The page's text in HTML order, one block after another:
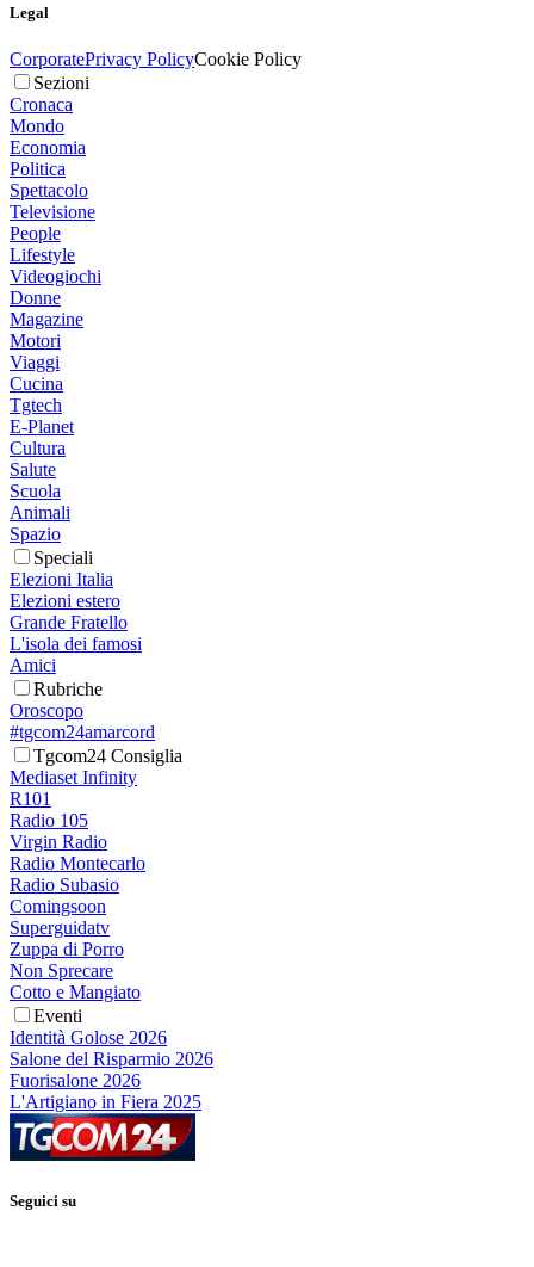
Legal
CorporatePrivacy PolicyCookie Policy
Sezioni
Cronaca
Mondo
Economia
Politica
Spettacolo
Televisione
People
Lifestyle
Videogiochi
Donne
Magazine
Motori
Viaggi
Cucina
Tgtech
E-Planet
Cultura
Salute
Scuola
Animali
Spazio
Speciali
Elezioni Italia
Elezioni estero
Grande Fratello
L'isola dei famosi
Amici
Rubriche
Oroscopo
#tgcom24amarcord
Tgcom24 Consiglia
Mediaset Infinity
R101
Radio 105
Virgin Radio
Radio Montecarlo
Radio Subasio
Comingsoon
Superguidatv
Zuppa di Porro
Non Sprecare
Cotto e Mangiato
Eventi
Identità Golose 2026
Salone del Risparmio 2026
Fuorisalone 2026
L'Artigiano in Fiera 2025
Seguici su